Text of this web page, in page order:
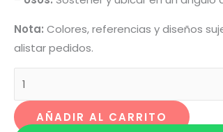
Nota: Colores, referencias y diseños
alistar pedidos.
AÑADIR AL CARRITO